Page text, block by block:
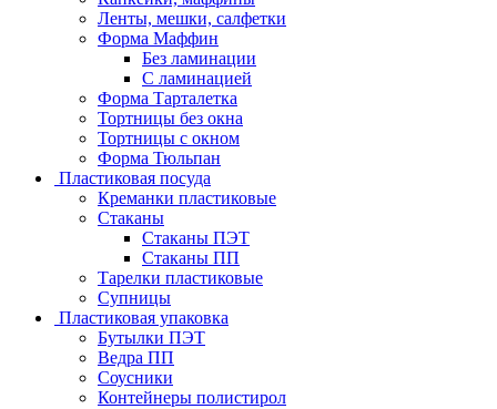
Ленты, мешки, салфетки
Форма Маффин
Без ламинации
С ламинацией
Форма Тарталетка
Тортницы без окна
Тортницы с окном
Форма Тюльпан
Пластиковая посуда
Креманки пластиковые
Стаканы
Стаканы ПЭТ
Стаканы ПП
Тарелки пластиковые
Супницы
Пластиковая упаковка
Бутылки ПЭТ
Ведра ПП
Соусники
Контейнеры полистирол